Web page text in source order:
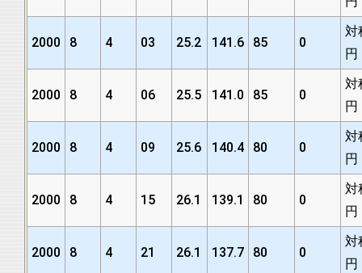
2000 8 4 03 25.2 141.6 85 0
対
円
2000 8 4 06 25.5 141.0 85 0
対
円
2000 8 4 09 25.6 140.4 80 0
対
円
2000 8 4 15 26.1 139.1 80 0
対
円
2000 8 4 21 26.1 137.7 80 0
対
円